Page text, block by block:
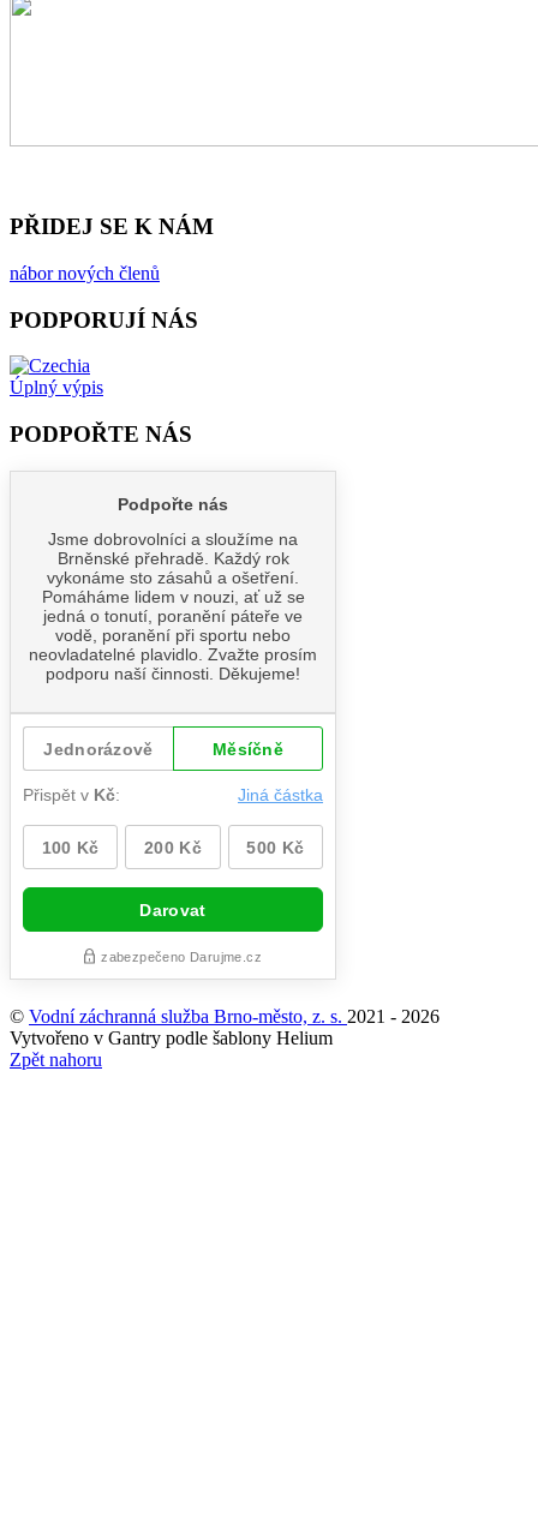
PŘIDEJ SE K NÁM
nábor nových členů
PODPORUJÍ NÁS
Úplný výpis
PODPOŘTE NÁS
© Vodní záchranná služba Brno-město, z. s. 2021 - 2026
Vytvořeno v Gantry podle šablony Helium
Zpět nahoru